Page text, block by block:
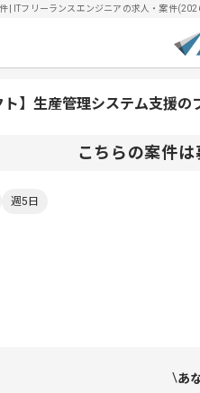
| ITフリーランスエンジニアの求人・案件
ト】生産管理システム支援
こちらの案件
週5日
あ